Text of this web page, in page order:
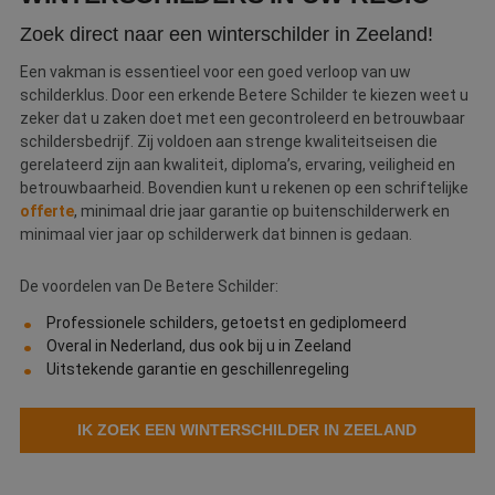
Zoek direct naar een winterschilder in Zeeland!
Een vakman is essentieel voor een goed verloop van uw
schilderklus. Door een erkende Betere Schilder te kiezen weet u
zeker dat u zaken doet met een gecontroleerd en betrouwbaar
schildersbedrijf. Zij voldoen aan strenge kwaliteitseisen die
gerelateerd zijn aan kwaliteit, diploma’s, ervaring, veiligheid en
betrouwbaarheid. Bovendien kunt u rekenen op een schriftelijke
offerte, minimaal drie jaar garantie op buitenschilderwerk en
minimaal vier jaar op schilderwerk dat binnen is gedaan.
De voordelen van De Betere Schilder:
Professionele schilders, getoetst en gediplomeerd
Overal in Nederland, dus ook bij u in Zeeland
Uitstekende garantie en geschillenregeling
IK ZOEK EEN WINTERSCHILDER IN ZEELAND
PHPSESSID
PHP.net
Sessie
Google Privacy Policy